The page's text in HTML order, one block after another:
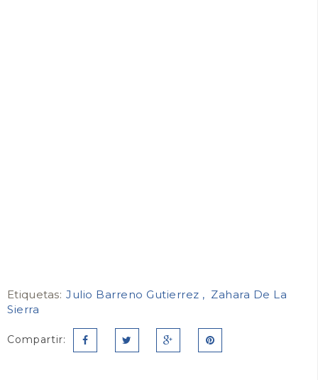
Etiquetas: Julio Barreno Gutierrez
Zahara De La
Sierra
Compartir: